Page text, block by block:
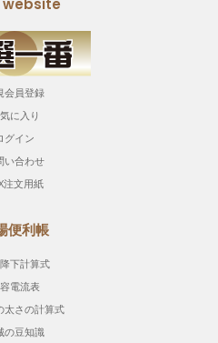
会員登録
に入り
グイン
い合わせ
注文用紙
便利帳
下計算式
電流表
太さの計算式
の豆知識